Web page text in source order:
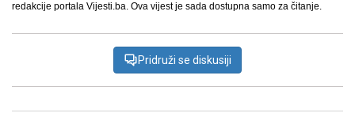
redakcije portala Vijesti.ba. Ova vijest je sada dostupna samo za čitanje.
Pridruži se diskusiji